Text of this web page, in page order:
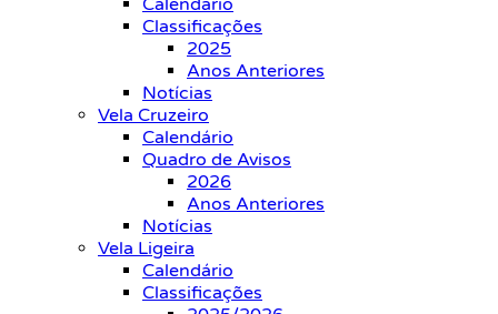
Calendário
Classificações
2025
Anos Anteriores
Notícias
Vela Cruzeiro
Calendário
Quadro de Avisos
2026
Anos Anteriores
Notícias
Vela Ligeira
Calendário
Classificações